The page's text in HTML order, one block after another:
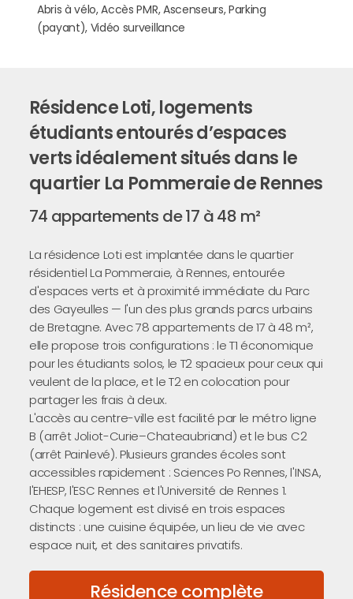
Abris à vélo, Accès PMR, Ascenseurs, Parking
(payant), Vidéo surveillance
Résidence Loti, logements
étudiants entourés d’espaces
verts idéalement situés dans le
quartier La Pommeraie de Rennes
74 appartements de 17 à 48 m²
La résidence Loti est implantée dans le quartier
résidentiel La Pommeraie, à Rennes, entourée
d'espaces verts et à proximité immédiate du Parc
des Gayeulles — l'un des plus grands parcs urbains
de Bretagne. Avec 78 appartements de 17 à 48 m²,
elle propose trois configurations : le T1 économique
pour les étudiants solos, le T2 spacieux pour ceux qui
veulent de la place, et le T2 en colocation pour
partager les frais à deux.
L'accès au centre-ville est facilité par le métro ligne
B (arrêt Joliot-Curie–Chateaubriand) et le bus C2
(arrêt Painlevé). Plusieurs grandes écoles sont
accessibles rapidement : Sciences Po Rennes, l'INSA,
l'EHESP, l'ESC Rennes et l'Université de Rennes 1.
Chaque logement est divisé en trois espaces
distincts : une cuisine équipée, un lieu de vie avec
espace nuit, et des sanitaires privatifs.
Résidence complète